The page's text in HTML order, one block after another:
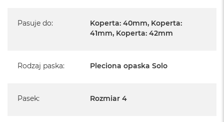
Pasuje do:
Koperta: 40mm, Koperta:
41mm, Koperta: 42mm
Rodzaj paska: Pleciona opaska Solo
Pasek: Rozmiar 4